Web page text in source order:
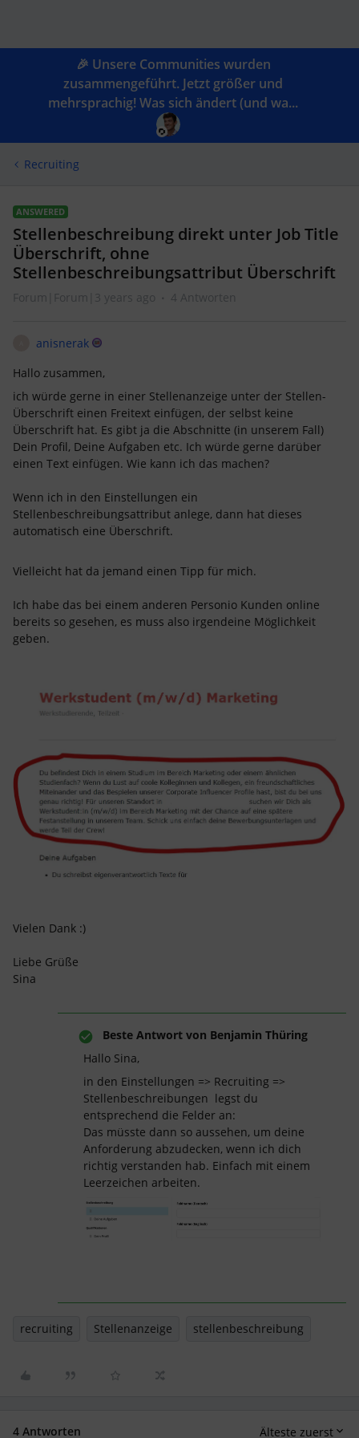
🎉 Unsere Communities wurden
zusammengeführt. Jetzt größer und
mehrsprachig! Was sich ändert (und wa...
Recruiting
ANSWERED
Stellenbeschreibung direkt unter Job Title
Überschrift, ohne
Stellenbeschreibungsattribut Überschrift
Forum|Forum|3 years ago 4 Antworten
anisnerak
Hallo zusammen,
ich würde gerne in einer Stellenanzeige unter der Stellen-
Überschrift einen Freitext einfügen, der selbst keine
Überschrift hat. Es gibt ja die Abschnitte (in unserem Fall)
Dein Profil, Deine Aufgaben etc. Ich würde gerne darüber
einen Text einfügen. Wie kann ich das machen?
Wenn ich in den Einstellungen ein
Stellenbeschreibungsattribut anlege, dann hat dieses
automatisch eine Überschrift.
Vielleicht hat da jemand einen Tipp für mich.
Ich habe das bei einem anderen Personio Kunden online
bereits so gesehen, es muss also irgendeine Möglichkeit
geben.
Vielen Dank :)
Liebe Grüße
Sina
Beste Antwort von Benjamin Thüring
Hallo Sina,
in den Einstellungen => Recruiting =>
Stellenbeschreibungen legst du
entsprechend die Felder an:
Das müsste dann so aussehen, um deine
Anforderung abzudecken, wenn ich dich
richtig verstanden hab. Einfach mit einem
Leerzeichen arbeiten.
recruiting Stellenanzeige stellenbeschreibung
4 Antworten Älteste zuerst